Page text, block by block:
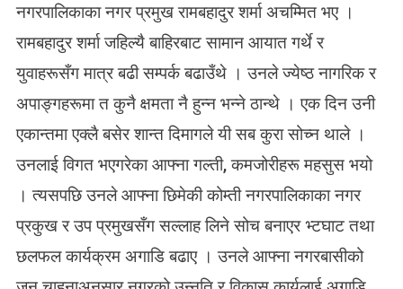
नगरपालिकाका नगर प्रमुख रामबहादुर शर्मा अचम्मित भए ।
रामबहादुर शर्मा जहिल्यै बाहिरबाट सामान आयात गर्थे र
युवाहरूसँग मात्र बढी सम्पर्क बढाउँथे । उनले ज्येष्ठ नागरिक र
अपाङ्गहरूमा त कुनै क्षमता नै हुन्न भन्ने ठान्थे । एक दिन उनी
एकान्तमा एक्लै बसेर शान्त दिमागले यी सब कुरा सोच्न थाले ।
उनलाई विगत भएगरेका आफ्ना गल्ती, कमजोरीहरू महसुस भयो
। त्यसपछि उनले आफ्ना छिमेकी कोम्ती नगरपालिकाका नगर
प्रकुख र उप प्रमुखसँग सल्लाह लिने सोच बनाएर भ्टघाट तथा
छलफल कार्यक्रम अगाडि बढाए । उनले आफ्ना नगरबासीको